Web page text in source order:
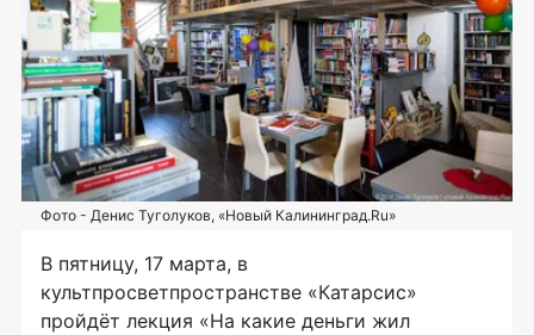
Фото - Денис Туголуков, «Новый Калининград.Ru»
В пятницу, 17 марта, в
культпросветпространстве «Катарсис»
пройдёт лекция «На какие деньги жил